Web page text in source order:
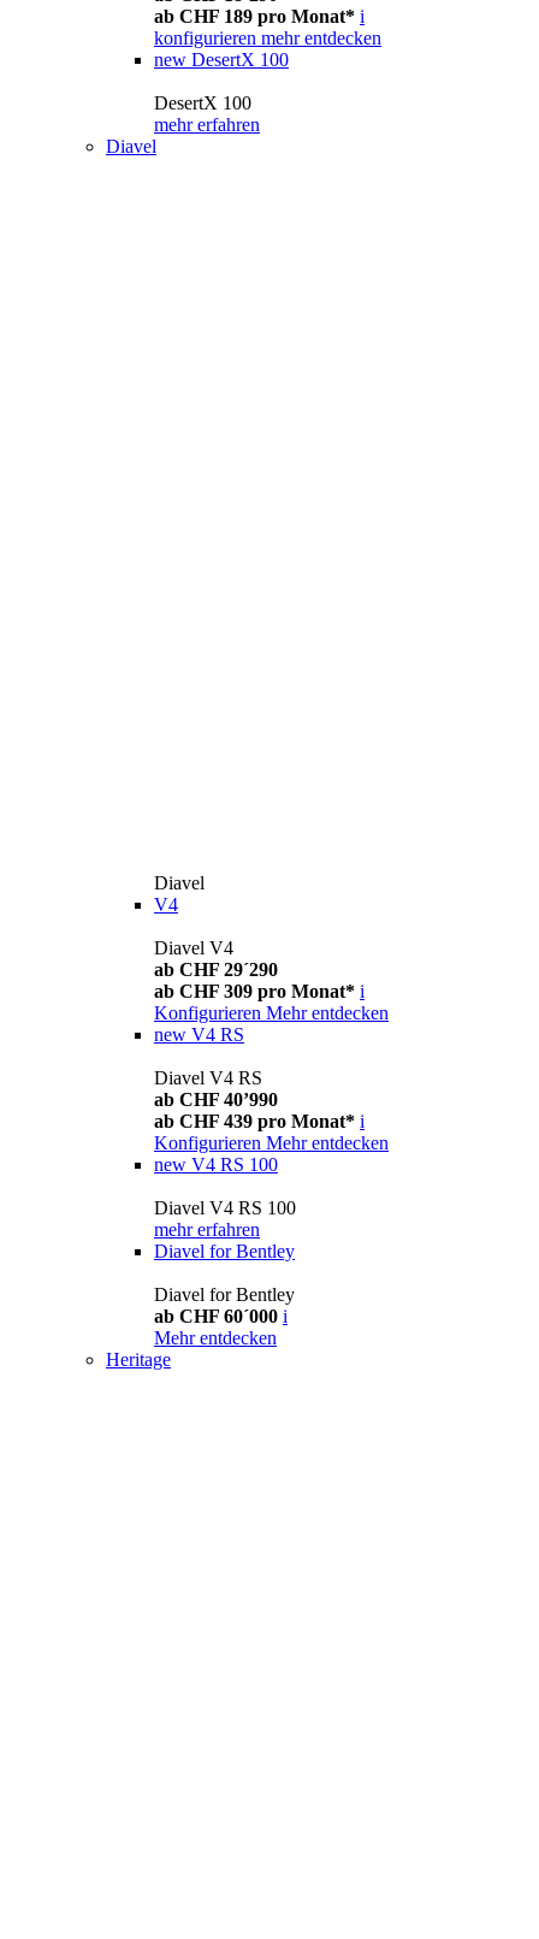
ab CHF 189 pro Monat* i
konfigurieren mehr entdecken
new DesertX 100
DesertX 100
mehr erfahren
Diavel
Diavel
V4
Diavel V4
ab CHF 29´290
ab CHF 309 pro Monat* i
Konfigurieren Mehr entdecken
new V4 RS
Diavel V4 RS
ab CHF 40’990
ab CHF 439 pro Monat* i
Konfigurieren Mehr entdecken
new V4 RS 100
Diavel V4 RS 100
mehr erfahren
Diavel for Bentley
Diavel for Bentley
ab CHF 60´000 i
Mehr entdecken
Heritage